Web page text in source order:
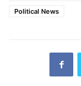
Political News